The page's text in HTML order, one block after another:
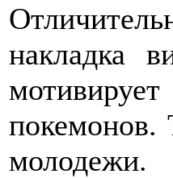
накладка
покемонов.
молодежи.